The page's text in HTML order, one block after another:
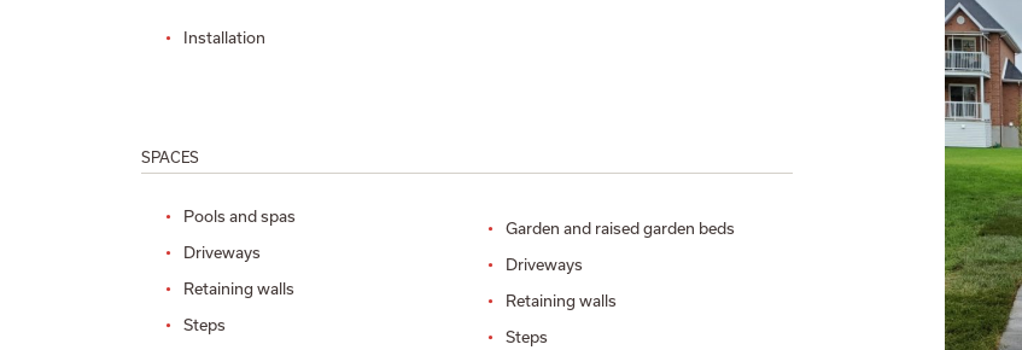
Installation
SPACES
Pools and spas
Driveways
Retaining walls
Steps
Garden and raised garden beds
Driveways
Retaining walls
Steps